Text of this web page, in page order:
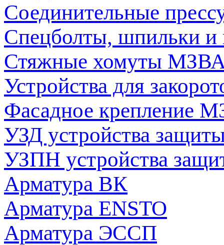
Соединительные
Спецболты, шпильки
Стяжные хомуты
Устройства для
Фасадное крепление
УЗД устройства
УЗПН устройства
Арматура ВК
Арматура ENSTO
Арматура ЭССП